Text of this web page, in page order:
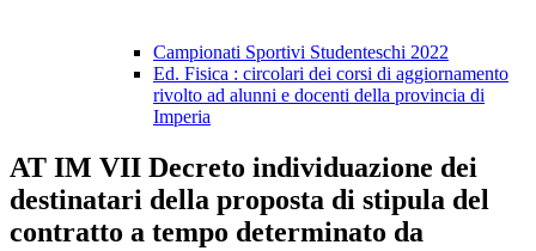
Campionati Sportivi Studenteschi 2022
Ed. Fisica : circolari dei corsi di aggiornamento
rivolto ad alunni e docenti della provincia di
Imperia
AT IM VII Decreto individuazione dei
destinatari della proposta di stipula del
contratto a tempo determinato da